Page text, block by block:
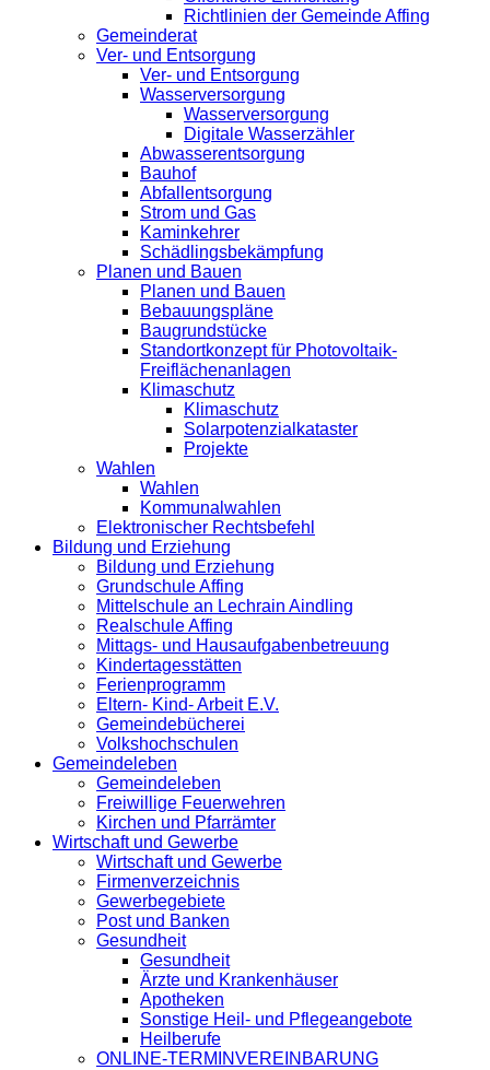
Richtlinien der Gemeinde Affing
Gemeinderat
Ver- und Entsorgung
Ver- und Entsorgung
Wasserversorgung
Wasserversorgung
Digitale Wasserzähler
Abwasserentsorgung
Bauhof
Abfallentsorgung
Strom und Gas
Kaminkehrer
Schädlingsbekämpfung
Planen und Bauen
Planen und Bauen
Bebauungspläne
Baugrundstücke
Standortkonzept für Photovoltaik-
Freiflächenanlagen
Klimaschutz
Klimaschutz
Solarpotenzialkataster
Projekte
Wahlen
Wahlen
Kommunalwahlen
Elektronischer Rechtsbefehl
Bildung und Erziehung
Bildung und Erziehung
Grundschule Affing
Mittelschule an Lechrain Aindling
Realschule Affing
Mittags- und Hausaufgabenbetreuung
Kindertagesstätten
Ferienprogramm
Eltern- Kind- Arbeit E.V.
Gemeindebücherei
Volkshochschulen
Gemeindeleben
Gemeindeleben
Freiwillige Feuerwehren
Kirchen und Pfarrämter
Wirtschaft und Gewerbe
Wirtschaft und Gewerbe
Firmenverzeichnis
Gewerbegebiete
Post und Banken
Gesundheit
Gesundheit
Ärzte und Krankenhäuser
Apotheken
Sonstige Heil- und Pflegeangebote
Heilberufe
ONLINE-TERMINVEREINBARUNG